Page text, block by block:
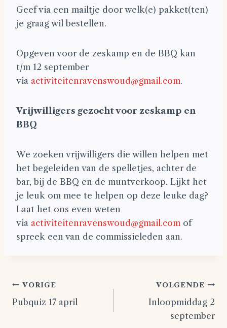
Geef via een mailtje door welk(e) pakket(ten)
je graag wil bestellen.
Opgeven voor de zeskamp en de BBQ kan
t/m 12 september
via activiteitenravenswoud@gmail.com.
Vrijwilligers gezocht voor zeskamp en
BBQ
We zoeken vrijwilligers die willen helpen met
het begeleiden van de spelletjes, achter de
bar, bij de BBQ en de muntverkoop. Lijkt het
je leuk om mee te helpen op deze leuke dag?
Laat het ons even weten
via activiteitenravenswoud@gmail.com of
spreek een van de commissieleden aan.
Bericht
navigatie
VORIGE
Pubquiz 17 april
VOLGENDE
Inloopmiddag 2
september